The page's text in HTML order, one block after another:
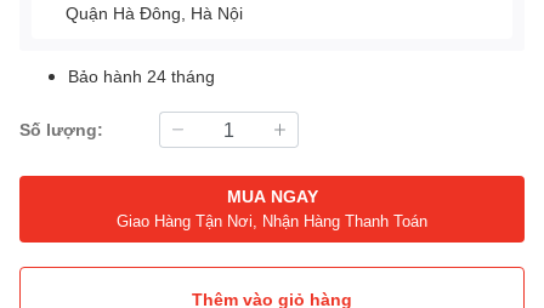
Quận Hà Đông, Hà Nội
Bảo hành 24 tháng
Số lượng:
MUA NGAY
Giao Hàng Tận Nơi, Nhận Hàng Thanh Toán
Thêm vào giỏ hàng